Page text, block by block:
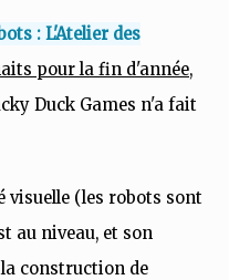
: L'Atelier des
pour la fin d'année,
Duck Games n'a fait
visuelle (les robots sont
au niveau, et son
construction de